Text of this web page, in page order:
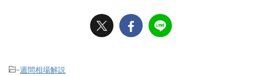
-週間相場解説